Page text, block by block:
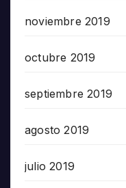
noviembre 2019
octubre 2019
septiembre 2019
agosto 2019
julio 2019